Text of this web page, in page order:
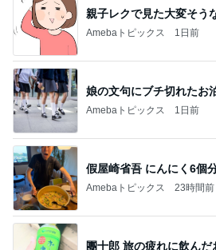
親子レクで見た大変そう
Amebaトピックス 1日前
娘の文句にブチ切れたお
Amebaトピックス 1日前
假屋崎省吾 にんにく6個
Amebaトピックス 23時間前
團十郎 旅の疲れに飲んだ